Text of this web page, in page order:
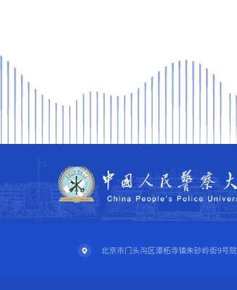
北京市门头沟区潭柘寺镇朱砂岭街9号院